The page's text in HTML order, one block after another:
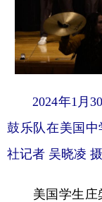
2024年1月
鼓乐队在美国
社记者 吴晓凌 摄
美国学生庄棨